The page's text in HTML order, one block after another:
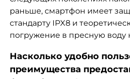
раньше, смартфон имеет
стандарту IPX8 и
погружение в пресную воду
Насколько удобно
преимущества